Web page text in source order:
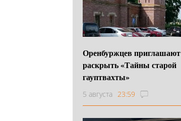
Оренбуржцев приглашают
раскрыть «Тайны старой
гауптвахты»
5 августа 23:59